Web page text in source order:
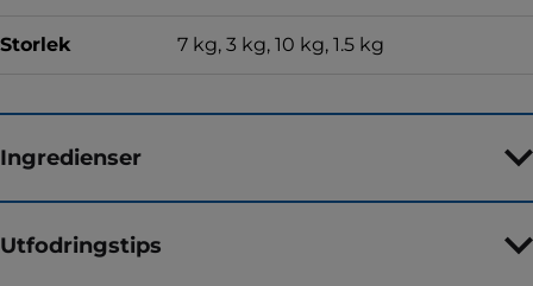
Storlek 7 kg, 3 kg, 10 kg, 1.5 kg
Ingredienser
Utfodringstips